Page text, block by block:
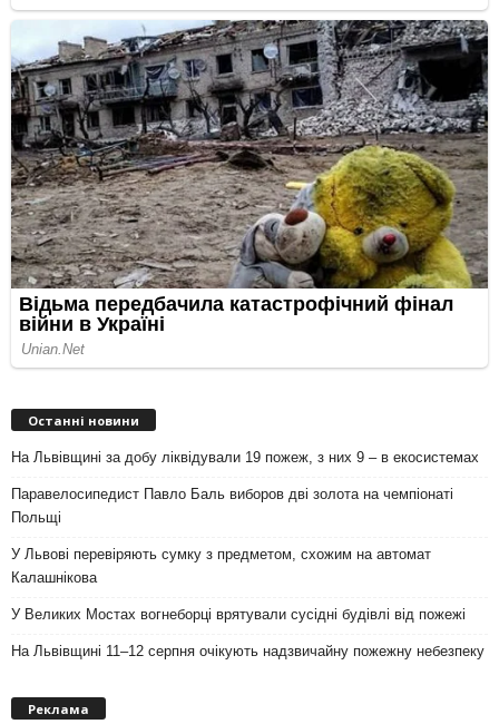
Останні новини
На Львівщині за добу ліквідували 19 пожеж, з них 9 – в екосистемах
Паравелосипедист Павло Баль виборов дві золота на чемпіонаті
Польщі
У Львові перевіряють сумку з предметом, схожим на автомат
Калашнікова
У Великих Мостах вогнеборці врятували сусідні будівлі від пожежі
На Львівщині 11–12 серпня очікують надзвичайну пожежну небезпеку
Реклама